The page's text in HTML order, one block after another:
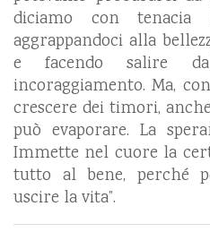
diciamo con tenacia
aggrappandoci alla
e facendo salire
incoraggiamento. Ma,
crescere dei timori,
può evaporare. La
Immette nel cuore la
tutto al bene, perché
uscire la vita”.